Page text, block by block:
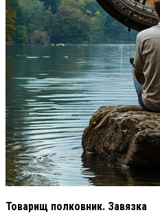
Товарищ полковник. Завязка